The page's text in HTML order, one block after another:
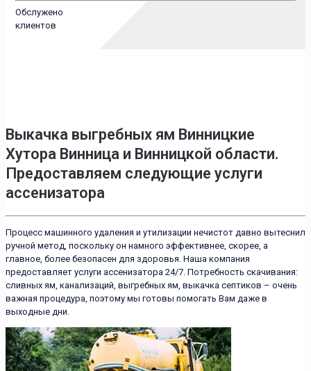
Обслужено
клиентов
Выкачка выгребных ям Винницкие
Хутора Винница и Винницкой области.
Предоставляем следующие услуги
ассенизатора
Процесс машинного удаления и утилизации нечистот давно вытеснил
ручной метод, поскольку он намного эффективнее, скорее, а
главное, более безопасен для здоровья. Наша компания
предоставляет услуги ассенизатора 24/7. Потребность скачивания:
сливных ям, канализаций, выгребных ям, выкачка септиков – очень
важная процедура, поэтому мы готовы помогать Вам даже в
выходные дни.